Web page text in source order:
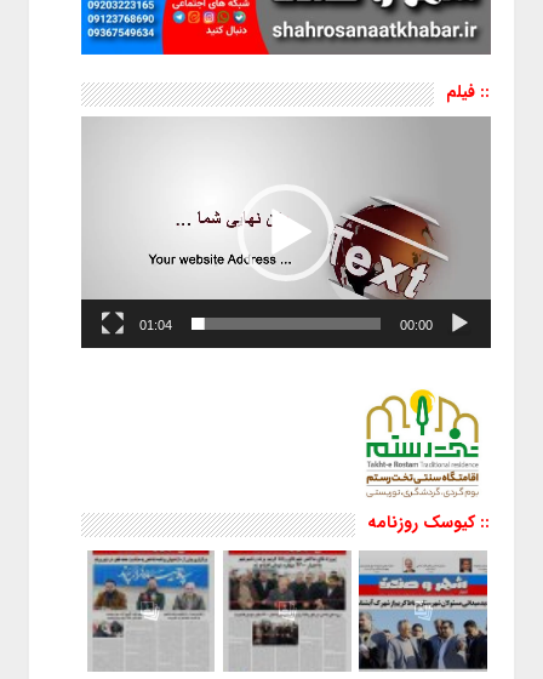
:: فیلم
نمایشگر
00:00
01:04
:: کیوسک روزنامه